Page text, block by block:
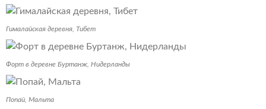
Гималайская деревня, Тибет
Форт в деревне Буртанж, Нидерланды
Попай, Мальта